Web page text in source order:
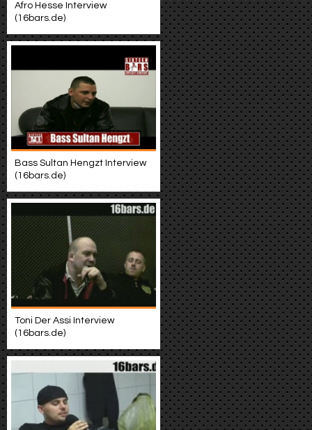
Afro Hesse Interview
(16bars.de)
Bass Sultan Hengzt Interview
(16bars.de)
Toni Der Assi Interview
(16bars.de)